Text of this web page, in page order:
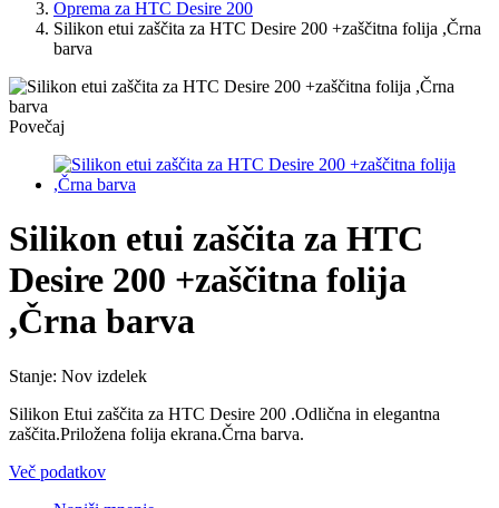
Oprema za HTC Desire 200
Silikon etui zaščita za HTC Desire 200 +zaščitna folija ,Črna
barva
Povečaj
Silikon etui zaščita za HTC
Desire 200 +zaščitna folija
,Črna barva
Stanje: Nov izdelek
Silikon Etui zaščita za HTC Desire 200 .Odlična in elegantna
zaščita.Priložena folija ekrana.Črna barva.
Več podatkov